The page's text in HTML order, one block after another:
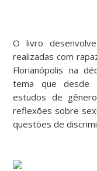
O livro
realizadas com
Florianópolis na
tema que desde
estudos de
reflexões sobre
questões de